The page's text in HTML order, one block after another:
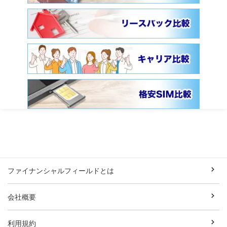
ファイナンシャルフィールドとは
会社概要
利用規約